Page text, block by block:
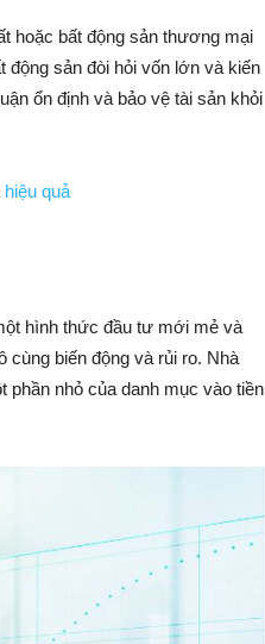
hoặc bất động sản thương mại
sản đòi hỏi vốn lớn và kiến
ổn định và bảo vệ tài sản khỏi
quả
hình thức đầu tư mới mẻ và
cùng biến động và rủi ro. Nhà
nhỏ của danh mục vào tiền